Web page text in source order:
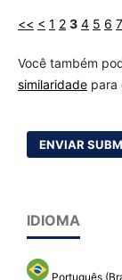
<< < 1 2 3 4 5 6 7
Você também
similaridadepara
ENVIAR
IDIOMA
Português